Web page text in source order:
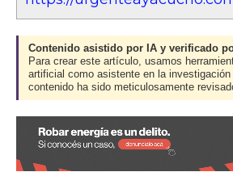
Contenido asistido por IA y verificado
Para crear este artículo, usamos
artificial como asistente en la investigación
contenido ha sido meticulosamente